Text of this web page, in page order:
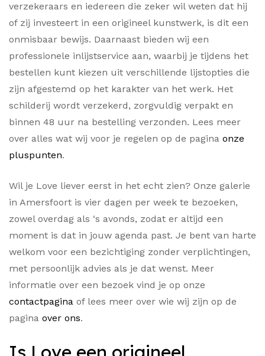
verzekeraars en iedereen die zeker wil weten dat hij
of zij investeert in een origineel kunstwerk, is dit een
onmisbaar bewijs. Daarnaast bieden wij een
professionele inlijstservice aan, waarbij je tijdens het
bestellen kunt kiezen uit verschillende lijstopties die
zijn afgestemd op het karakter van het werk. Het
schilderij wordt verzekerd, zorgvuldig verpakt en
binnen 48 uur na bestelling verzonden. Lees meer
over alles wat wij voor je regelen op de pagina onze
pluspunten.
Wil je Love liever eerst in het echt zien? Onze galerie
in Amersfoort is vier dagen per week te bezoeken,
zowel overdag als ‘s avonds, zodat er altijd een
moment is dat in jouw agenda past. Je bent van harte
welkom voor een bezichtiging zonder verplichtingen,
met persoonlijk advies als je dat wenst. Meer
informatie over een bezoek vind je op onze
contactpagina of lees meer over wie wij zijn op de
pagina over ons.